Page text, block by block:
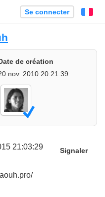
Se connecter
de création
nov. 2010 20:21:39
21:03:29 Signaler